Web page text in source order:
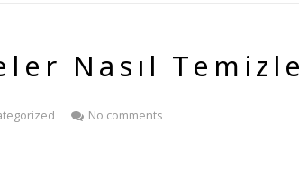
Nasıl
No comments